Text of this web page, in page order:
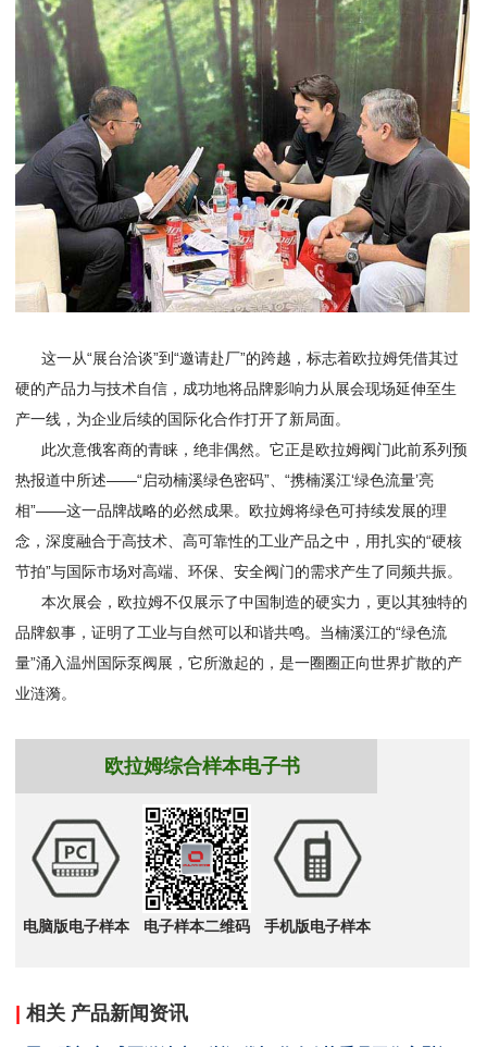
这一从“展台洽谈”到“邀请赴厂”的跨越，标志着欧拉姆凭借其过
硬的产品力与技术自信，成功地将品牌影响力从展会现场延伸至生
产一线，为企业后续的国际化合作打开了新局面。
此次意俄客商的青睐，绝非偶然。它正是欧拉姆阀门此前系列预
热报道中所述——“启动楠溪绿色密码”、“携楠溪江‘绿色流量’亮
相”——这一品牌战略的必然成果。欧拉姆将绿色可持续发展的理
念，深度融合于高技术、高可靠性的工业产品之中，用扎实的“硬核
节拍”与国际市场对高端、环保、安全阀门的需求产生了同频共振。
本次展会，欧拉姆不仅展示了中国制造的硬实力，更以其独特的
品牌叙事，证明了工业与自然可以和谐共鸣。当楠溪江的“绿色流
量”涌入温州国际泵阀展，它所激起的，是一圈圈正向世界扩散的产
业涟漪。
欧拉姆综合样本电子书
电脑版电子样本 电子样本二维码 手机版电子样本
相关 产品新闻资讯